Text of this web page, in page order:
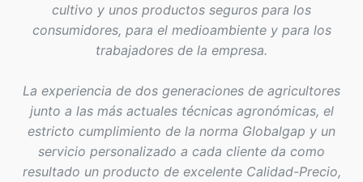
cultivo y unos productos seguros para los
consumidores, para el medioambiente y para los
trabajadores de la empresa.
La experiencia de dos generaciones de agricultores
junto a las más actuales técnicas agronómicas, el
estricto cumplimiento de la norma Globalgap y un
servicio personalizado a cada cliente da como
resultado un producto de excelente Calidad-Precio,